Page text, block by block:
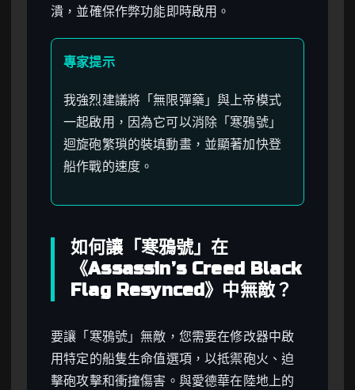
潰，並確保作弊功能即時啟用。
專家提示
我強烈建議將「無限彈藥」與上帝模式
一起啟用，因為它可以消除「寒鴉號」
迴旋砲繁瑣的裝填動畫，並顯著加快登
船作戰的速度。
如何讓「寒鴉號」在
《Assassin’s Creed Black
Flag Resynced》中無敵？
要讓「寒鴉號」無敵，您需要在修改器中啟
用特定的船隻生命值選項，以抵禦砲火、迫
擊砲攻擊和衝撞傷害。與愛德華在陸地上的